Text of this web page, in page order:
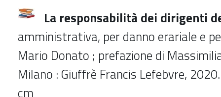
La responsabilità dei dirigenti
amministrativa, per danno erariale e
Mario Donato ; prefazione di
Milano : Giuffrè Francis Lefebvre,
cm